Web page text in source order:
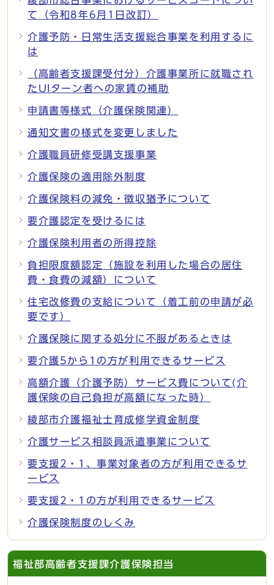
て（令和8年6月1日改訂）
介護予防・日常生活支援総合事業を利用するに
は
（高齢者支援課受付分）介護事業所に就職され
たUIターン者への家賃の補助
申請書等様式（介護保険関連）
通知文書の様式を変更しました
介護職員研修受講支援事業
介護保険の適用除外制度
介護保険料の減免・徴収猶予について
要介護認定を受けるには
介護保険利用者の所得控除
負担限度額認定（施設を利用した場合の居住
費・食費の減額）について
住宅改修費の支給について（着工前の申請が必
要です）
介護保険に関する処分に不服があるときは
要介護5から1の方が利用できるサービス
高額介護（介護予防）サービス費について(介
護保険の自己負担が高額になった時）
綾部市介護福祉士育成修学資金制度
介護サービス相談員派遣事業について
要支援2・1、事業対象者の方が利用できるサ
ービス
要支援2・1の方が利用できるサービス
介護保険制度のしくみ
福祉部高齢者支援課介護保険担当